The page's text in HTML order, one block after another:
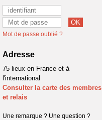
Mot de passe oublié ?
Adresse
75 lieux en France et à
l'international
Consulter la carte des membres
et relais
Une remarque ? Une question ?